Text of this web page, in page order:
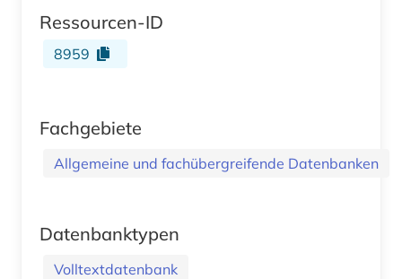
Ressourcen-ID
8959
Fachgebiete
Allgemeine und fachübergreifende Datenbanken
Datenbanktypen
Volltextdatenbank